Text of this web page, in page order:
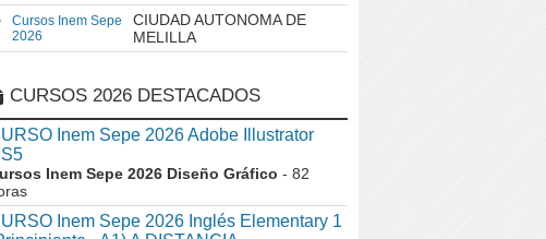
Cursos Inem Sepe
2026
CIUDAD AUTONOMA DE
MELILLA
CURSOS 2026 DESTACADOS
Inem Sepe 2026 Adobe Illustrator
Inem Sepe 2026 Diseño Gráfico - 82
Inem Sepe 2026 Inglés Elementary 1